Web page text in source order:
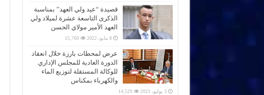
قصيدة “عيد ولي العهد” بمناسبة
الذكرى التاسعة عشرة لميلاد ولي
العهد الأمير مولاي الحسن
8 مايو، 2022 15,760
عرض لمحطات بارزة خلال انعقاد
الدورة العادية للمجلس الإداري
للوكالة المستقلة لتوزيع الماء
والكهرباء بمكناس
3 يوليو، 2023 14,529